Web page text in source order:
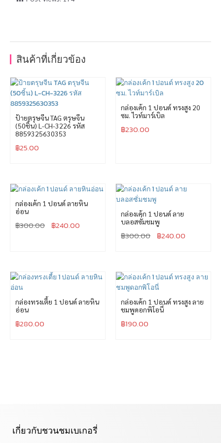
สินค้าที่เกี่ยวข้อง
ป้ายตรุษจีน TAG ตรุษจีน
(50ชิ้น) L-CH-3226 รหัส
8859325630353
฿25.00
กล่องเค้ก 1 ปอนด์ ทรงสูง 20
ซม. ไวท์มาร์เบิล
฿230.00
กล่องเค้ก 1 ปอนด์ ลายหิน
อ่อน
฿300.00 ฿240.00
กล่องเค้ก 1 ปอนด์ ลาย
บลอสซั่มชมพู
฿300.00 ฿240.00
กล่องทรงเตี้ย 1 ปอนด์ ลายหิน
อ่อน
฿280.00
กล่องเค้ก 1 ปอนด์ ทรงสูง ลาย
ชมพูดอกพิโอนี่
฿190.00
เกี่ยวกับชวนชมเบเกอรี่